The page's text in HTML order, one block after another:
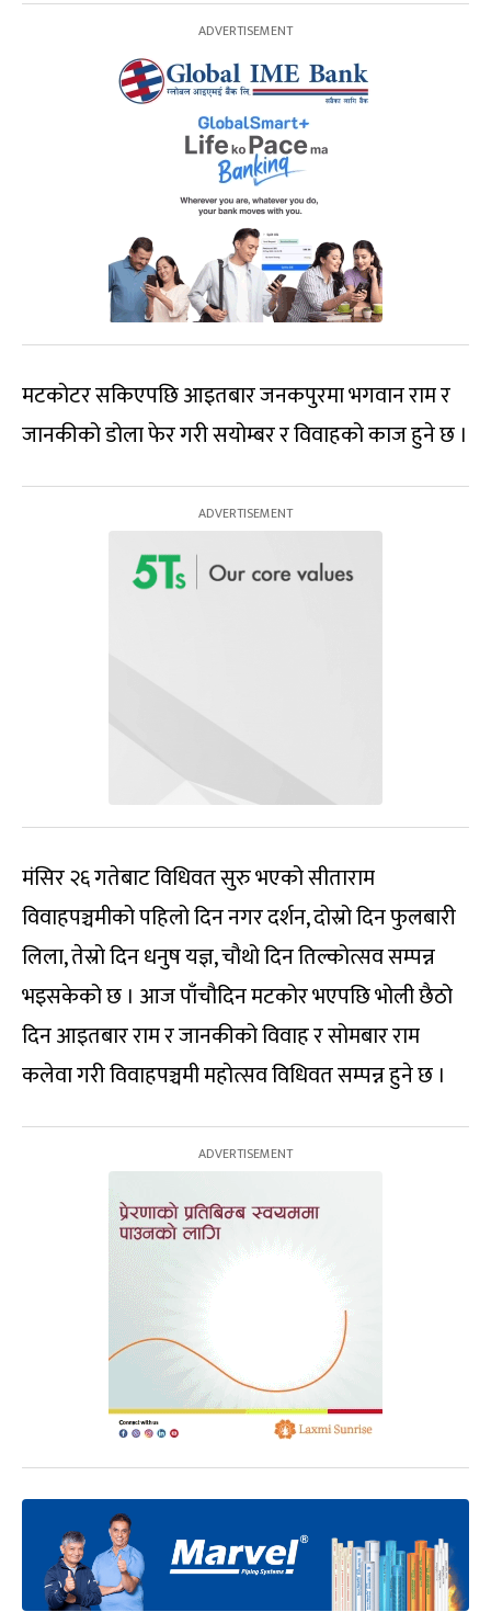
मटकोटर सकिएपछि आइतबार जनकपुरमा भगवान राम र
जानकीको डोला फेर गरी सयोम्बर र विवाहको काज हुने छ ।
मंसिर २६ गतेबाट विधिवत सुरु भएको सीताराम
विवाहपञ्चमीको पहिलो दिन नगर दर्शन, दोस्रो दिन फुलबारी
लिला, तेस्रो दिन धनुष यज्ञ, चौथो दिन तिल्कोत्सव सम्पन्न
भइसकेको छ । आज पाँचौदिन मटकोर भएपछि भोली छैठो
दिन आइतबार राम र जानकीको विवाह र सोमबार राम
कलेवा गरी विवाहपञ्चमी महोत्सव विधिवत सम्पन्न हुने छ ।